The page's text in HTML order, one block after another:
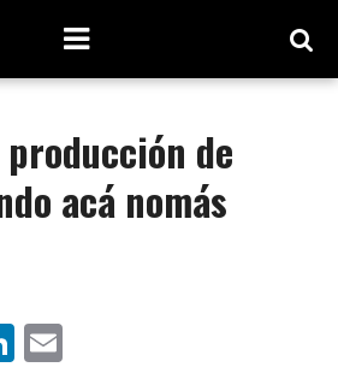
de
acá nomás
LinkedIn
Email